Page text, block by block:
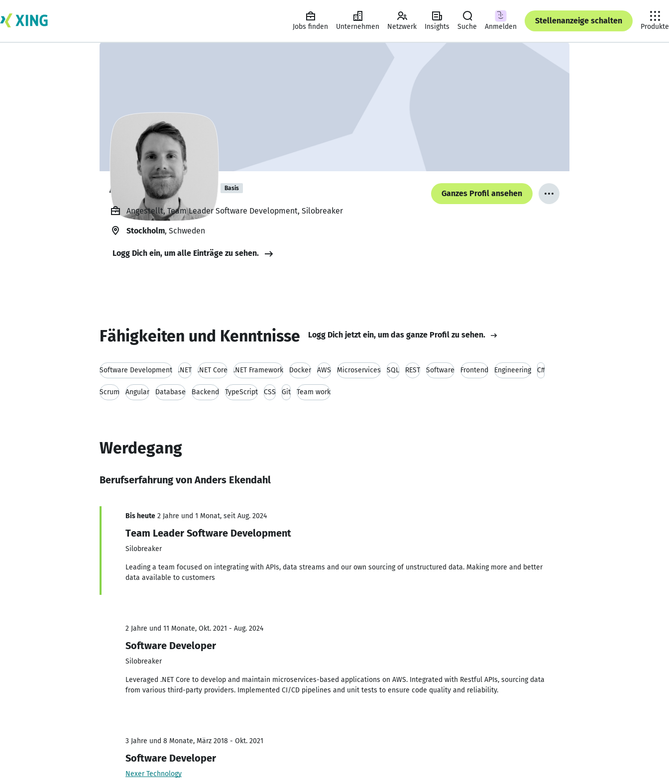
Jobs finden Unternehmen Netzwerk Insights Suche Anmelden
Stellenanzeige schalten
Produkte
Anders Ekendahl Basis
Ganzes Profil ansehen
Angestellt, Team Leader Software Development, Silobreaker
Stockholm, Schweden
Logg Dich ein, um alle Einträge zu sehen.
Fähigkeiten und Kenntnisse Logg Dich jetzt ein, um das ganze Profil zu sehen.
Software Development .NET .NET Core .NET Framework Docker AWS Microservices SQL REST Software Frontend Engineering C#
Scrum Angular Database Backend TypeScript CSS Git Team work
Werdegang
Berufserfahrung von Anders Ekendahl
Bis heute 2 Jahre und 1 Monat, seit Aug. 2024
Team Leader Software Development
Silobreaker
Leading a team focused on integrating with APIs, data streams and our own sourcing of unstructured data. Making more and better
data available to customers
2 Jahre und 11 Monate, Okt. 2021 - Aug. 2024
Software Developer
Silobreaker
Leveraged .NET Core to develop and maintain microservices-based applications on AWS. Integrated with Restful APIs, sourcing data
from various third-party providers. Implemented CI/CD pipelines and unit tests to ensure code quality and reliability.
3 Jahre und 8 Monate, März 2018 - Okt. 2021
Software Developer
Nexer Technology